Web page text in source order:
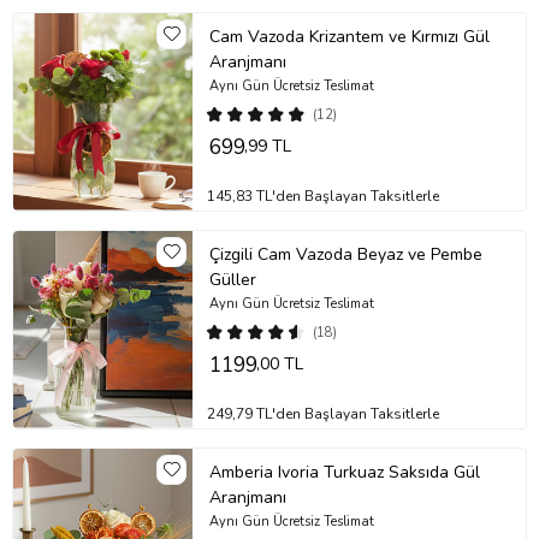
Cam Vazoda Krizantem ve Kırmızı Gül
Aranjmanı
(12)
Aynı Gün Ücretsiz Teslimat
699,99 TL
145,83 TL'den Başlayan Taksitlerle
Çizgili Cam Vazoda Beyaz ve Pembe
Güller
(18)
Aynı Gün Ücretsiz Teslimat
1199,00 TL
249,79 TL'den Başlayan Taksitlerle
Amberia Ivoria Turkuaz Saksıda Gül
Aranjmanı
Aynı Gün Ücretsiz Teslimat